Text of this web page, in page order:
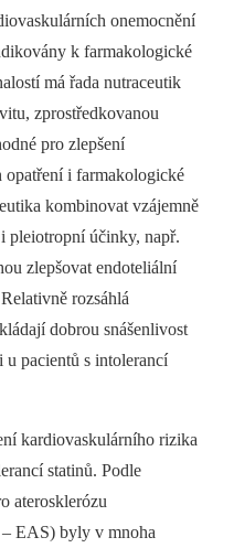
onemocnění
k farmakologické
má řada nutraceutik
zprostředkovanou
pro zlepšení
i farmakologické
kombinovat vzájemně
pleiotropní účinky, např.
zlepšovat endoteliální
rozsáhlá
dobrou snášenlivost
u pacientů s intolerancí
kardiovaskulárního rizika
statinů. Podle
aterosklerózu
EAS) byly v mnoha